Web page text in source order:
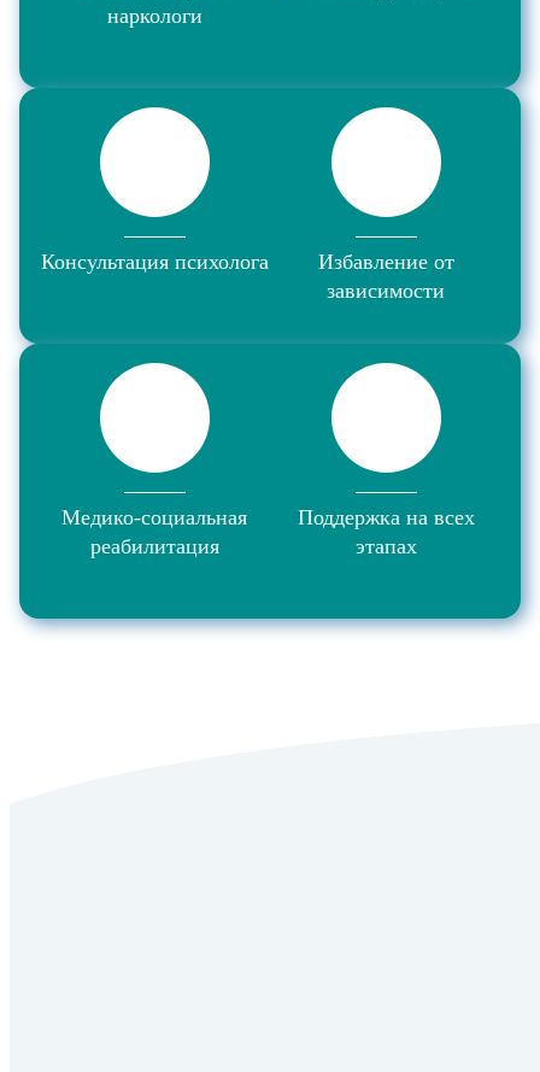
наркологи
Консультация психолога
Избавление от
зависимости
Медико-социальная
реабилитация
Поддержка на всех
этапах